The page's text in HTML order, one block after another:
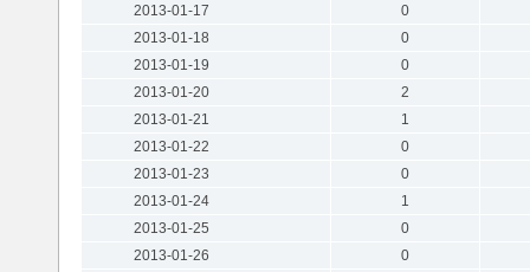
2013-01-17
0
2013-01-18
0
2013-01-19
0
2013-01-20
2
2013-01-21
1
2013-01-22
0
2013-01-23
0
2013-01-24
1
2013-01-25
0
2013-01-26
0